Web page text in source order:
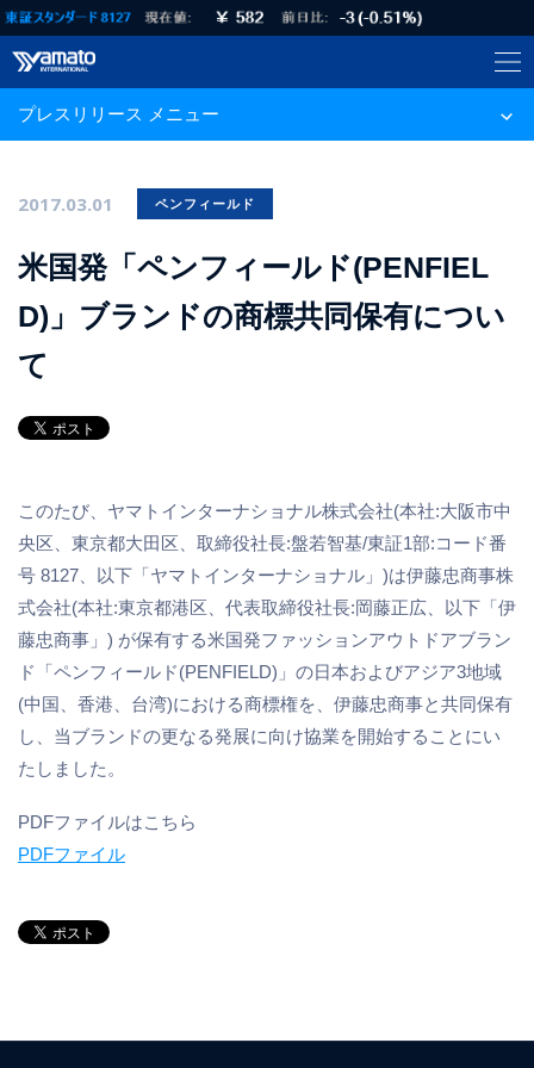
プレスリリース メニュー
2017.03.01 ペンフィールド
米国発「ペンフィールド(PENFIEL
D)」ブランドの商標共同保有につい
て
このたび、ヤマトインターナショナル株式会社(本社:大阪市中
央区、東京都大田区、取締役社⻑:盤若智基/東証1部:コード番
号 8127、以下「ヤマトインターナショナル」)は伊藤忠商事株
式会社(本社:東京都港区、代表取締役社⻑:岡藤正広、以下「伊
藤忠商事」) が保有する米国発ファッションアウトドアブラン
ド「ペンフィールド(PENFIELD)」の日本およびアジア3地域
(中国、香港、台湾)における商標権を、伊藤忠商事と共同保有
し、当ブランドの更なる発展に向け協業を開始することにい
たしました。
PDFファイルはこちら
PDFファイル